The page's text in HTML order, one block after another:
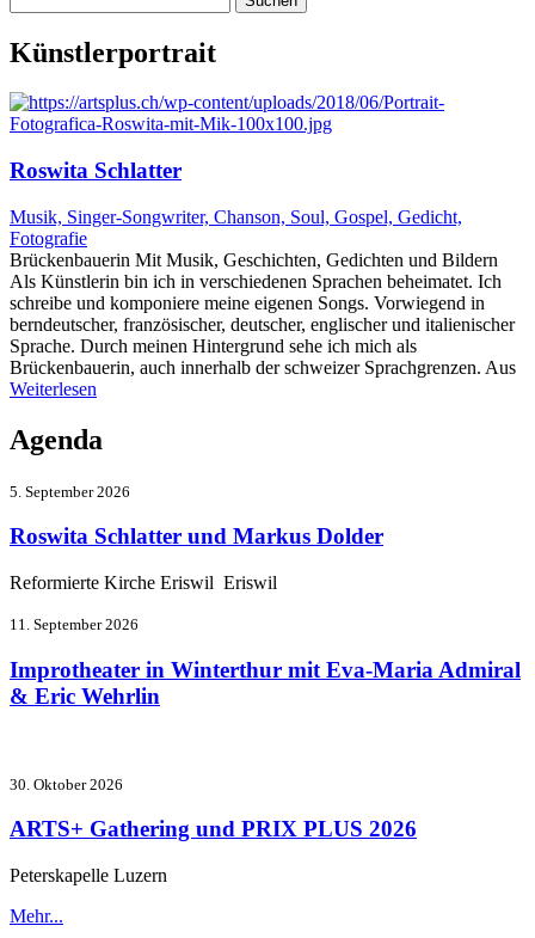
nach:
Künstlerportrait
Roswita Schlatter
Musik, Singer-Songwriter, Chanson, Soul, Gospel, Gedicht,
Fotografie
Brückenbauerin Mit Musik, Geschichten, Gedichten und Bildern
Als Künstlerin bin ich in verschiedenen Sprachen beheimatet. Ich
schreibe und komponiere meine eigenen Songs. Vorwiegend in
berndeutscher, französischer, deutscher, englischer und italienischer
Sprache. Durch meinen Hintergrund sehe ich mich als
Brückenbauerin, auch innerhalb der schweizer Sprachgrenzen. Aus
Weiterlesen
Agenda
5. September 2026
Roswita Schlatter und Markus Dolder
Reformierte Kirche Eriswil Eriswil
11. September 2026
Improtheater in Winterthur mit Eva-Maria Admiral
& Eric Wehrlin
30. Oktober 2026
ARTS+ Gathering und PRIX PLUS 2026
Peterskapelle Luzern
Mehr...